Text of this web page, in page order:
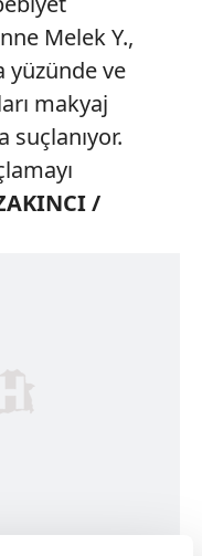
Melek Y.,
yüzünde ve
makyaj
/